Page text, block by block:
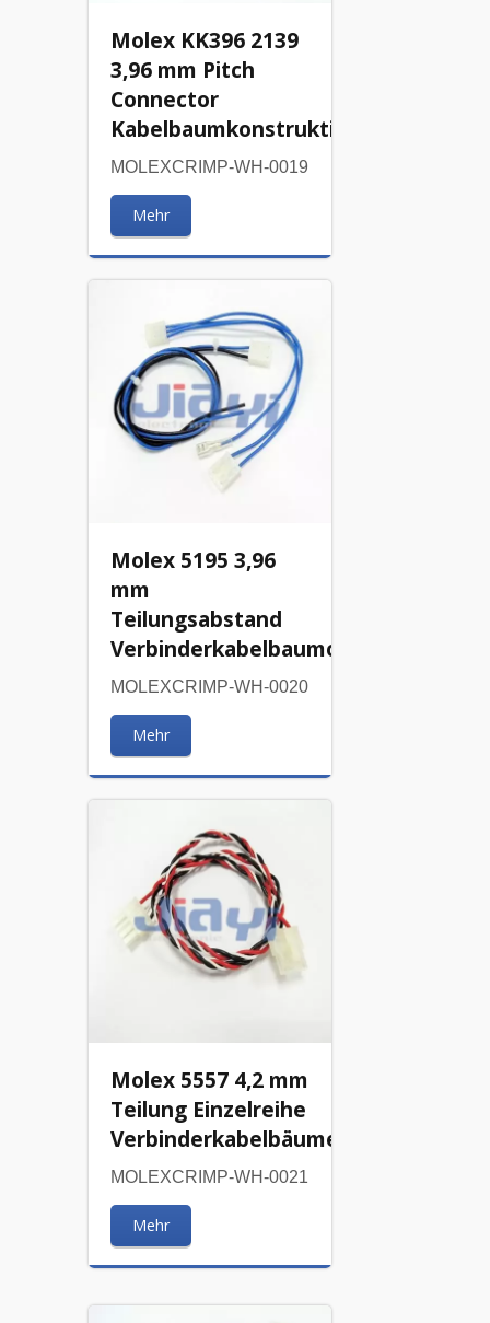
Molex KK396 2139
3,96 mm Pitch
Connector
Kabelbaumkonstruktion
MOLEXCRIMP-WH-0019
Mehr
Molex 5195 3,96
mm
Teilungsabstand
Verbinderkabelbaumontage
MOLEXCRIMP-WH-0020
Mehr
Molex 5557 4,2 mm
Teilung Einzelreihe
Verbinderkabelbäume
MOLEXCRIMP-WH-0021
Mehr